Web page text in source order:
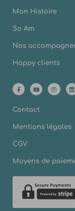
Mon Histoire
So Am
Nos
Happy clients
Contact
Mentions légales
CGV
Moyens de